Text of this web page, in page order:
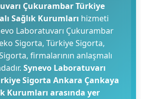
Çukurambar Türkiye
Sağlık Kurumları hizmeti
Laboratuvarı Çukurambar
Sigorta, Türkiye Sigorta,
firmalarının anlaşmalı
Synevo Laboratuvarı
Sigorta Ankara Çankaya
Kurumları arasında yer